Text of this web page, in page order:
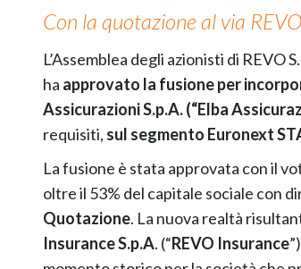
Con la quotazione al via
L’Assemblea degli azionisti di
ha approvato la fusione per
Assicurazioni S.p.A. (“Elba
requisiti, sul segmento Euronext
La fusione è stata approvata con il
oltre il 53% del capitale sociale con
Quotazione. La nuova realtà
Insurance S.p.A. (“REVO Insurance